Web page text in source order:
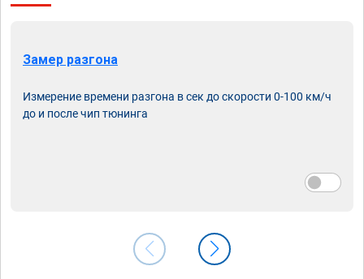
Замер разгона
Измерение времени разгона в сек до скорости 0-100 км/ч
до и после чип тюнинга